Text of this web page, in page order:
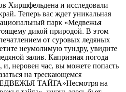
Хиршфельдена и исследовали
Теперь вас ждет уникальная
парк «Медвежья
дикой природой. В этом
от суровых ледяных
неумолимую тундру, увидите
залив. Капризная погода
и, неровен час, вы можете попасть
на трескающемся
ТАЙГА»Несмотря на